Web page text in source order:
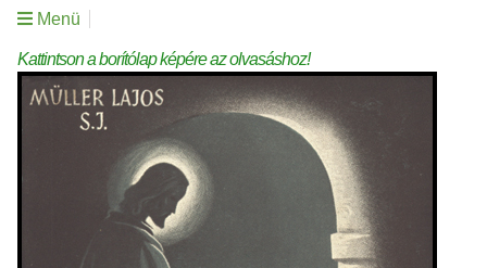
Menü
Kattintson a borítólap képére az olvasáshoz!